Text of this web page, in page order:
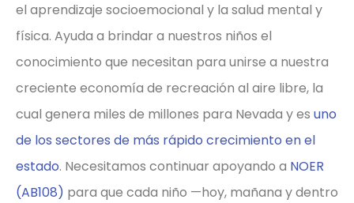
el aprendizaje socioemocional y la salud mental y
física. Ayuda a brindar a nuestros niños el
conocimiento que necesitan para unirse a nuestra
creciente economía de recreación al aire libre, la
cual genera miles de millones para Nevada y es uno
de los sectores de más rápido crecimiento en el
estado. Necesitamos continuar apoyando a NOER
(AB108) para que cada niño —hoy, mañana y dentro